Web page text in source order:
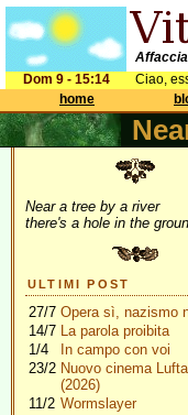
Dom 9 - 15:14
Ciao,
home
Near a tree by a river
there's a hole in the
ULTIMI POST
27/7 Opera sì, nazismo
14/7 La parola proibita
1/4
In campo con voi
23/2 Nuovo cinema
(2026)
11/2 Wormslayer